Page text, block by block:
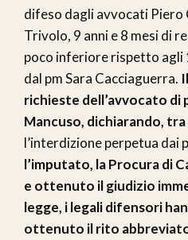
difeso dagli avvocati Piero
Trivolo, 9 anni e 8 mesi di
poco inferiore rispetto agli
dal pm Sara Cacciaguerra.
richieste dell’avvocato di
Mancuso, dichiarando, tra
l’interdizione perpetua dai
l’imputato, la Procura di
e ottenuto il giudizio
legge, i legali difensori
ottenuto il rito